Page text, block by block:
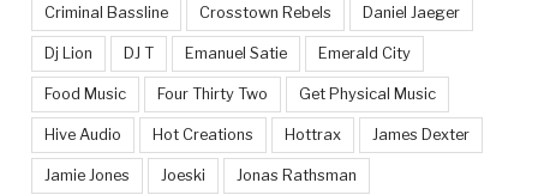
Criminal Bassline Crosstown Rebels Daniel Jaeger
Dj Lion DJ T Emanuel Satie Emerald City
Food Music Four Thirty Two Get Physical Music
Hive Audio Hot Creations Hottrax James Dexter
Jamie Jones Joeski Jonas Rathsman